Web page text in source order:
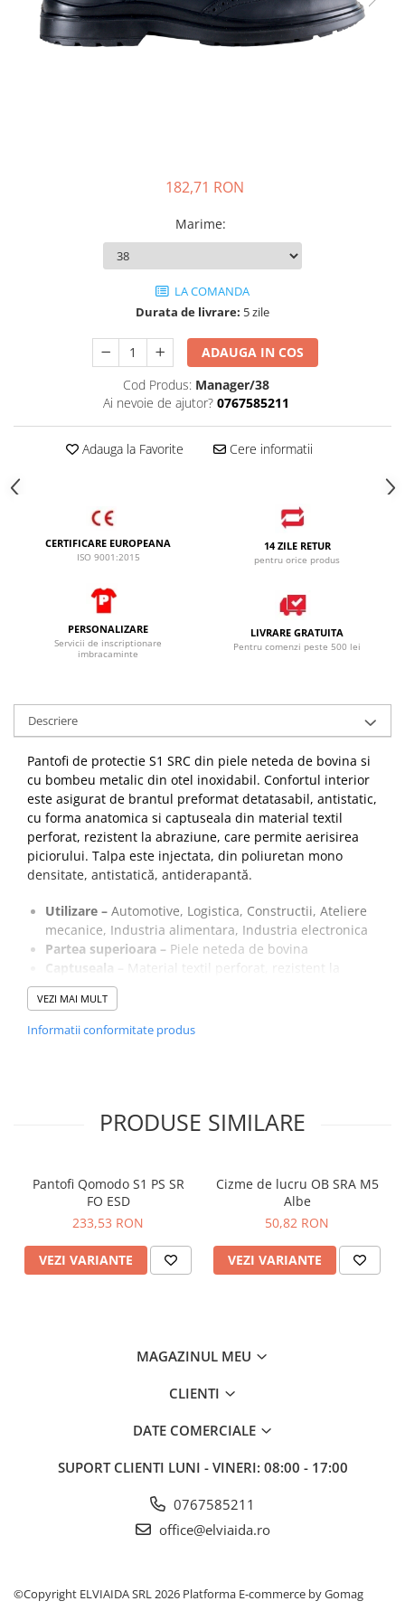
JACHETE DE LUCRU
PANTALONI DE LUCRU
182,71 RON
Marime:
LA COMANDA
Durata de livrare: 5 zile
ADAUGA IN COS
Cod Produs: Manager/38
Ai nevoie de ajutor? 0767585211
Adauga la Favorite Cere informatii
CERTIFICARE EUROPEANA
ISO 9001:2015
14 ZILE RETUR
pentru orice produs
PERSONALIZARE
Servicii de inscriptionare
imbracaminte
LIVRARE GRATUITA
Pentru comenzi peste 500 lei
Descriere
Pantofi de protectie S1 SRC din piele neteda de bovina si
cu bombeu metalic din otel inoxidabil. Confortul interior
este asigurat de brantul preformat detatasabil, antistatic,
cu forma anatomica si captuseala din material textil
perforat, rezistent la abraziune, care permite aerisirea
piciorului. Talpa este injectata, din poliuretan mono
densitate, antistatică, antiderapantă.
Utilizare – Automotive, Logistica, Constructii, Ateliere
mecanice, Industria alimentara, Industria electronica
Partea superioara – Piele neteda de bovina
Captuseala –
Material textil perforat, rezistent la
abraziune, asigura aerisirea piciorului
Brant –Tesut preformat, detasabil, antistatic
Talpa –PU 1D – Injectata din poliuretan
VEZI MAI MULT
Informatii conformitate produs
PRODUSE SIMILARE
Pantofi Qomodo S1 PS SR
FO ESD
233,53 RON
VEZI VARIANTE
Cizme de lucru OB SRA M5
Albe
50,82 RON
VEZI VARIANTE
MAGAZINUL MEU
CLIENTI
DATE COMERCIALE
SUPORT CLIENTI LUNI - VINERI: 08:00 - 17:00
0767585211
office@elviaida.ro
©Copyright ELVIAIDA SRL 2026 Platforma E-commerce by Gomag